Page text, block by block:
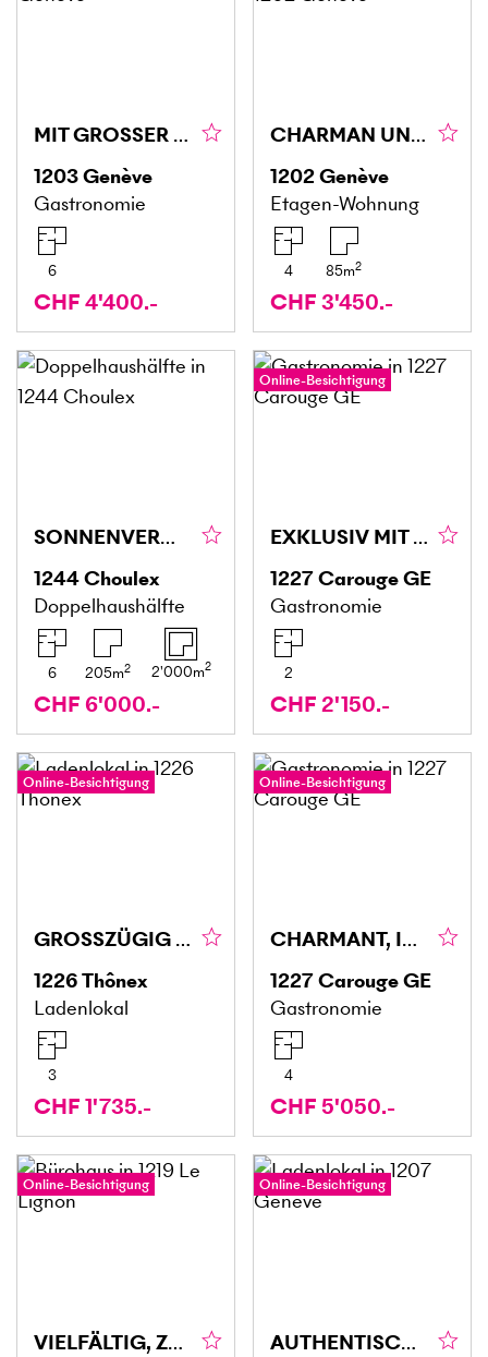
MIT GROSSER GLASFRONT AN HERRLICHER LAGE
1203Genève
Gastronomie
6
CHF 4'400.-
CHARMAN UND ZENTRAL
1202Genève
Etagen-Wohnung
4 85m2
CHF 3'450.-
SONNENVERWÖHNT UND RUHIG
1244Choulex
Doppelhaushälfte
6 205m2 2'000m2
CHF 6'000.-
Online-Besichtigung
EXKLUSIV MIT HERAUSRAGENDER INVESTITIONSCHANCE
1227Carouge GE
Gastronomie
2
CHF 2'150.-
Online-Besichtigung
GROSSZÜGIG MIT VIEL POTENZIAL
1226Thônex
Ladenlokal
3
CHF 1'735.-
Online-Besichtigung
CHARMANT, IN EINEM ANGESEHENEN VIERTEL
1227Carouge GE
Gastronomie
4
CHF 5'050.-
Online-Besichtigung
VIELFÄLTIG, ZENTRAL UND KLIMATISIERT
Online-Besichtigung
AUTHENTISCH, AN ZENTRALER LAGE